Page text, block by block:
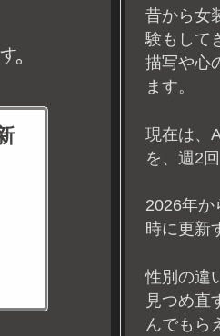
昔から女
験もして
描写や心
ます。
現在は、
を、週2
2026年か
時に更新
性別の違
見つめ直
んでもら